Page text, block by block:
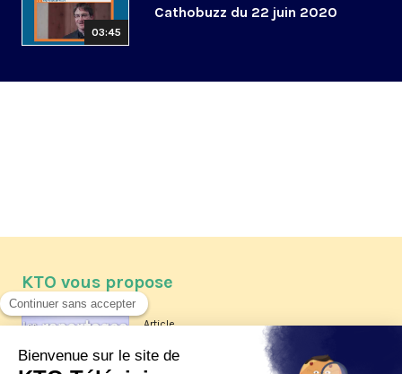
03:45
Cathobuzz du 22 juin 2020
KTO vous propose
Article
Les reportages d'été 2026 de KTO